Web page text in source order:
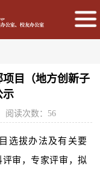
目（地方创新子
示
阅读次数： 56
选拔办法及有关要
审，专家评审，拟